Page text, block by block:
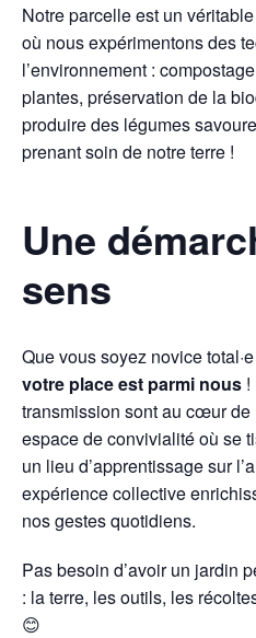
Notre parcelle est un véritable
où nous expérimentons des
l’environnement :
plantes, préservation de la
produire des légumes
prenant soin de notre terre !
Une
sens
Que vous soyez novice
votre place est parmi nous !
transmission sont au cœur de
espace de convivialité où se
un lieu d’apprentissage sur
expérience collective
nos gestes quotidiens.
Pas besoin d’avoir un jardin
: la terre, les outils, les
😊